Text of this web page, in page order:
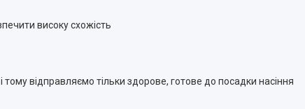
високу схожість
відправляємо тільки здорове, готове до посадки насіння